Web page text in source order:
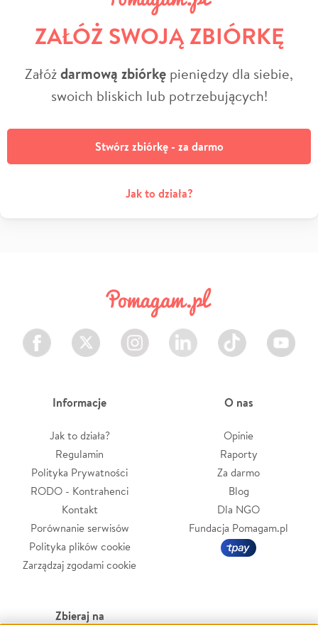
ZAŁÓŻ SWOJĄ ZBIÓRKĘ
Załóżdarmową zbiórkę pieniędzy dla siebie,
swoich bliskich lub potrzebujących!
Stwórz zbiórkę - za darmo
Jak to działa?
Facebook Twitter Instagram LinkedIn TikTok Youtube
Informacje
Jak to działa?
Regulamin
Polityka Prywatności
RODO - Kontrahenci
Kontakt
Porównanie serwisów
Polityka plików cookie
Zarządzaj zgodami cookie
O nas
Opinie
Raporty
Za darmo
Blog
Dla NGO
Fundacja Pomagam.pl
Zbieraj na